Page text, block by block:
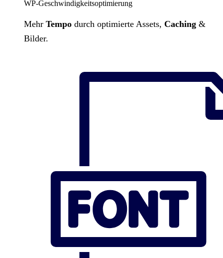
WP-Geschwindigkeitsoptimierung
Mehr Tempo durch optimierte Assets, Caching &
Bilder.